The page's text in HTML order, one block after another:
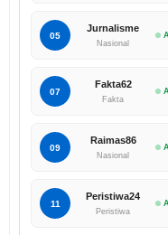
05
Jurnalisme
Nasional
07
Fakta62
Fakta
09
Raimas86
Nasional
11
Peristiwa24
Peristiwa